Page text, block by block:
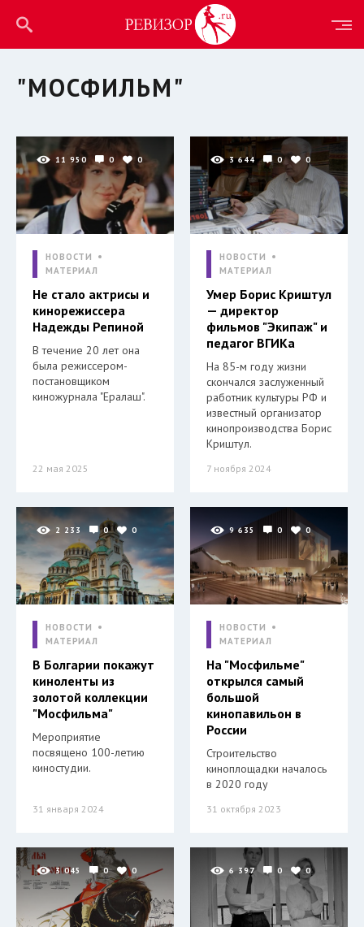
"МОСФИЛЬМ"
11 950 0 0
НОВОСТИ
МАТЕРИАЛ
Не стало актрисы и
кинорежиссера
Надежды Репиной
В течение 20 лет она
была режиссером-
постановщиком
киножурнала "Ералаш".
22 мая 2025
3 644 0 0
НОВОСТИ
МАТЕРИАЛ
Умер Борис Криштул
— директор
фильмов "Экипаж" и
педагог ВГИКа
На 85-м году жизни
скончался заслуженный
работник культуры РФ и
известный организатор
кинопроизводства Борис
Криштул.
7 ноября 2024
2 233 0 0
НОВОСТИ
МАТЕРИАЛ
В Болгарии покажут
киноленты из
золотой коллекции
"Мосфильма"
Мероприятие
посвящено 100-летию
киностудии.
31 января 2024
9 635 0 0
НОВОСТИ
МАТЕРИАЛ
На "Мосфильме"
открылся самый
большой
кинопавильон в
России
Строительство
киноплощадки началось
в 2020 году
31 октября 2023
3 045 0 0 6 397 0 0